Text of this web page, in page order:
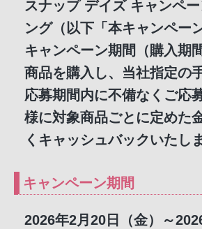
スナップ デイズ キャンペ
ング（以下「本キャンペー
キャンペーン期間（購入期
商品を購入し、当社指定の
応募期間内に不備なくご応
様に対象商品ごとに定めた
くキャッシュバックいたし
キャンペーン期間
2026年2月20日（金）～